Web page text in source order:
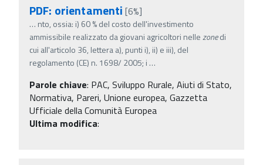
PDF: orientamenti [6%]
… nto, ossia: i) 60 % del costo dell'investimento
ammissibile realizzato da giovani agricoltori nellezonedi
cui all'articolo 36, lettera a), punti i), ii) e iii), del
regolamento (CE) n. 1698/ 2005; i …
Parole chiave: PAC, Sviluppo Rurale, Aiuti di Stato,
Normativa, Pareri, Unione europea, Gazzetta
Ufficiale della Comunità Europea
Ultima modifica: